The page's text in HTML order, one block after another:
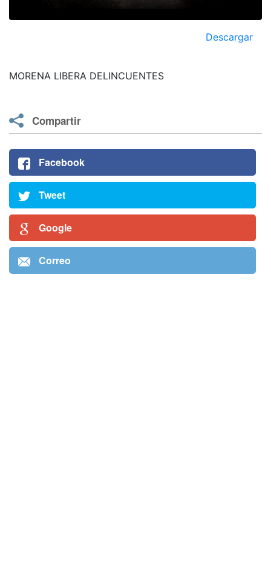
Descargar
MORENA LIBERA DELINCUENTES
Compartir
Facebook
Tweet
Google
Correo